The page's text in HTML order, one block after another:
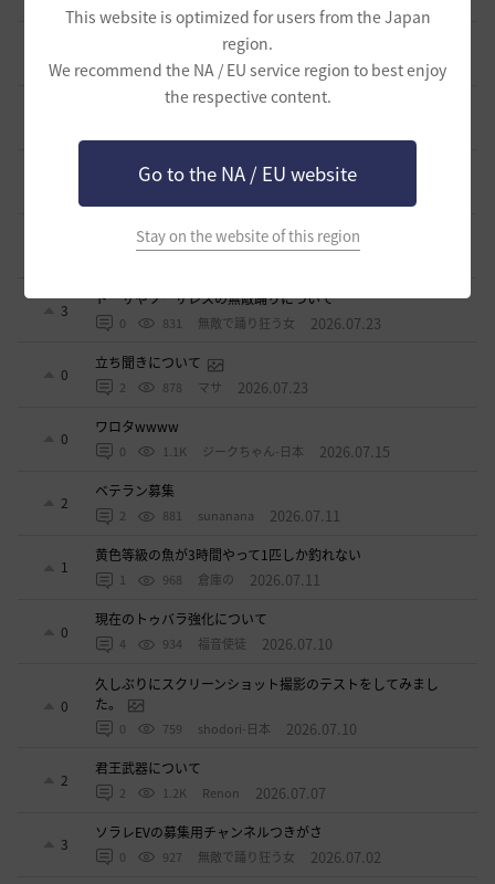
This website is optimized for users from the Japan
region.
We recommend the NA / EU service region to best enjoy
the respective content.
Go to the NA / EU website
Stay on the website of this region
0 1K ノウワン 2026.07.24
波に乗って流れ着いた宝の地図の場所
週間イベントについて
ベテラン＆ルーキー クーポン配布
3
ドーサやソーサレスの無敵踊りについて
0 831 無敵で踊り狂う女 2026.07.23
0
立ち聞きについて
2 878 マサ 2026.07.23
0
ワロタwwww
0 1.1K ジークちゃん-日本 2026.07.15
2
ベテラン募集
2 881 sunanana 2026.07.11
1
黄色等級の魚が3時間やって1匹しか釣れない
1 968 倉庫の 2026.07.11
0
現在のトゥバラ強化について
4 934 福音使徒 2026.07.10
0
久しぶりにスクリーンショット撮影のテストをしてみまし
た。
0 759 shodori-日本 2026.07.10
2
君王武器について
2 1.2K Renon 2026.07.07
3
ソラレEVの募集用チャンネルつきがさ
0 927 無敵で踊り狂う女 2026.07.02